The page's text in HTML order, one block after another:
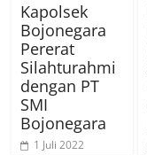
Kapolsek
Bojonegara
Pererat
Silahturahmi
dengan PT
SMI
Bojonegara
1 Juli 2022